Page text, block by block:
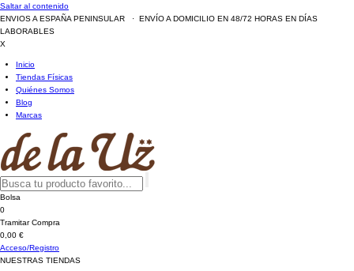
Saltar al contenido
ENVIOS A ESPAÑA PENINSULAR · ENVÍO A DOMICILIO EN 48/72 HORAS EN DÍAS
LABORABLES
X
Inicio
Tiendas Físicas
Quiénes Somos
Blog
Marcas
Bolsa
0
Tramitar Compra
0,00 €
Acceso/Registro
NUESTRAS TIENDAS